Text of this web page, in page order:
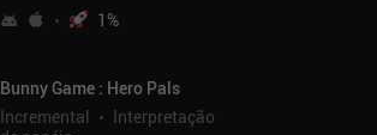
1%
Bunny Game : Hero Pals
Incremental
Interpretação